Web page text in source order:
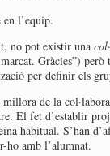
l’equip.
no pot existir una
Gràcies”) però
per definir els
de la
El fet d’establir
habitual. S’han
ho amb l’alumnat.